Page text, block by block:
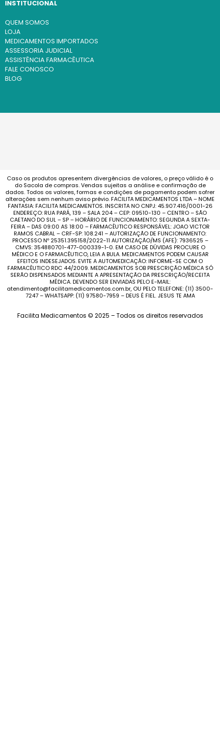
INSTITUCIONAL
QUEM SOMOS
LOJA
MEDICAMENTOS IMPORTADOS
ASSESSORIA JUDICIAL
ASSISTÊNCIA FARMACÊUTICA
FALE CONOSCO
BLOG
Caso os produtos apresentem divergências de valores, o preço válido é o
do Sacola de compras. Vendas sujeitas a análise e confirmação de
dados. Todos os valores, formas e condições de pagamento podem sofrer
alterações sem nenhum aviso prévio. FACILITA MEDICAMENTOS LTDA – NOME
FANTASIA: FACILITA MEDICAMENTOS. INSCRITA NO CNPJ: 45.907.416/0001-26
ENDEREÇO: RUA PARÁ, 139 – SALA 204 – CEP: 09510-130 – CENTRO – SÃO
CAETANO DO SUL – SP – HORÁRIO DE FUNCIONAMENTO: SEGUNDA A SEXTA-
FEIRA – DAS 09:00 AS 18:00 – FARMACÊUTICO RESPONSÁVEL: JOAO VICTOR
RAMOS CABRAL – CRF-SP: 108.241 – AUTORIZAÇÃO DE FUNCIONAMENTO:
PROCESSO Nº 25351.395158/2022-11 AUTORIZAÇÃO/MS (AFE): 7936525 –
CMVS: 354880701-477-000339-1-0. EM CASO DE DÚVIDAS PROCURE O
MÉDICO E O FARMACÊUTICO, LEIA A BULA. MEDICAMENTOS PODEM CAUSAR
EFEITOS INDESEJADOS. EVITE A AUTOMEDICAÇÃO: INFORME-SE COM O
FARMACÊUTICO RDC 44/2009. MEDICAMENTOS SOB PRESCRIÇÃO MÉDICA SÓ
SERÃO DISPENSADOS MEDIANTE A APRESENTAÇÃO DA PRESCRIÇÃO/RECEITA
MÉDICA. DEVENDO SER ENVIADAS PELO E-MAIL:
atendimento@facilitamedicamentos.com.br, OU PELO TELEFONE: (11) 3500-
7247 – WHATSAPP: (11) 97580-7959 – DEUS É FIEL. JESUS TE AMA
Facilita Medicamentos © 2025 – Todos os direitos reservados